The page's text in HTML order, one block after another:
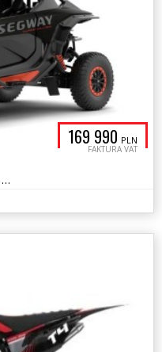
169 990 PLN
FAKTURA VAT
SEGWAY Super Villain SX 2.0 Turbo 235 KM